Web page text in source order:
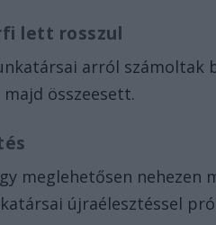
lett rosszul
arról számoltak
összeesett.
meglehetősen nehezen
újraélesztéssel